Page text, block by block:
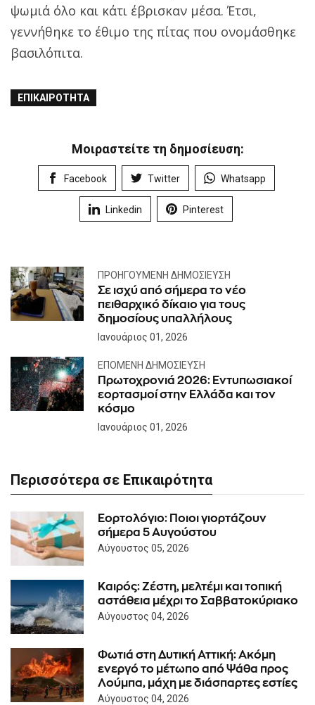
ψωμιά όλο και κάτι έβρισκαν μέσα. Έτσι,
γεννήθηκε το έθιμο της πίτας που ονομάσθηκε
βασιλόπιτα.
ΕΠΙΚΑΙΡΌΤΗΤΑ
Μοιραστείτε τη δημοσίευση:
Facebook Twitter Whatsapp
Linkedin Pinterest
ΠΡΟΗΓΟΎΜΕΝΗ ΔΗΜΟΣΊΕΥΣΗ
Σε ισχύ από σήμερα το νέο
πειθαρχικό δίκαιο για τους
δημοσίους υπαλλήλους
Ιανουάριος 01, 2026
ΕΠΌΜΕΝΗ ΔΗΜΟΣΊΕΥΣΗ
Πρωτοχρονιά 2026: Εντυπωσιακοί
εορτασμοί στην Ελλάδα και τον
κόσμο
Ιανουάριος 01, 2026
Περισσότερα σε Επικαιρότητα
Εορτολόγιο: Ποιοι γιορτάζουν
σήμερα 5 Αυγούστου
Αύγουστος 05, 2026
Καιρός: Ζέστη, μελτέμι και τοπική
αστάθεια μέχρι το Σαββατοκύριακο
Αύγουστος 04, 2026
Φωτιά στη Δυτική Αττική: Ακόμη
ενεργό το μέτωπο από Ψάθα προς
Λούμπα, μάχη με διάσπαρτες εστίες
Αύγουστος 04, 2026